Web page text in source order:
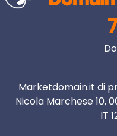
Marketdomain.it di
Nicola Marchese 10,
IT